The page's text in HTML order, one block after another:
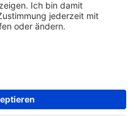
gestellten Inhalte
für Vollständigkeit,